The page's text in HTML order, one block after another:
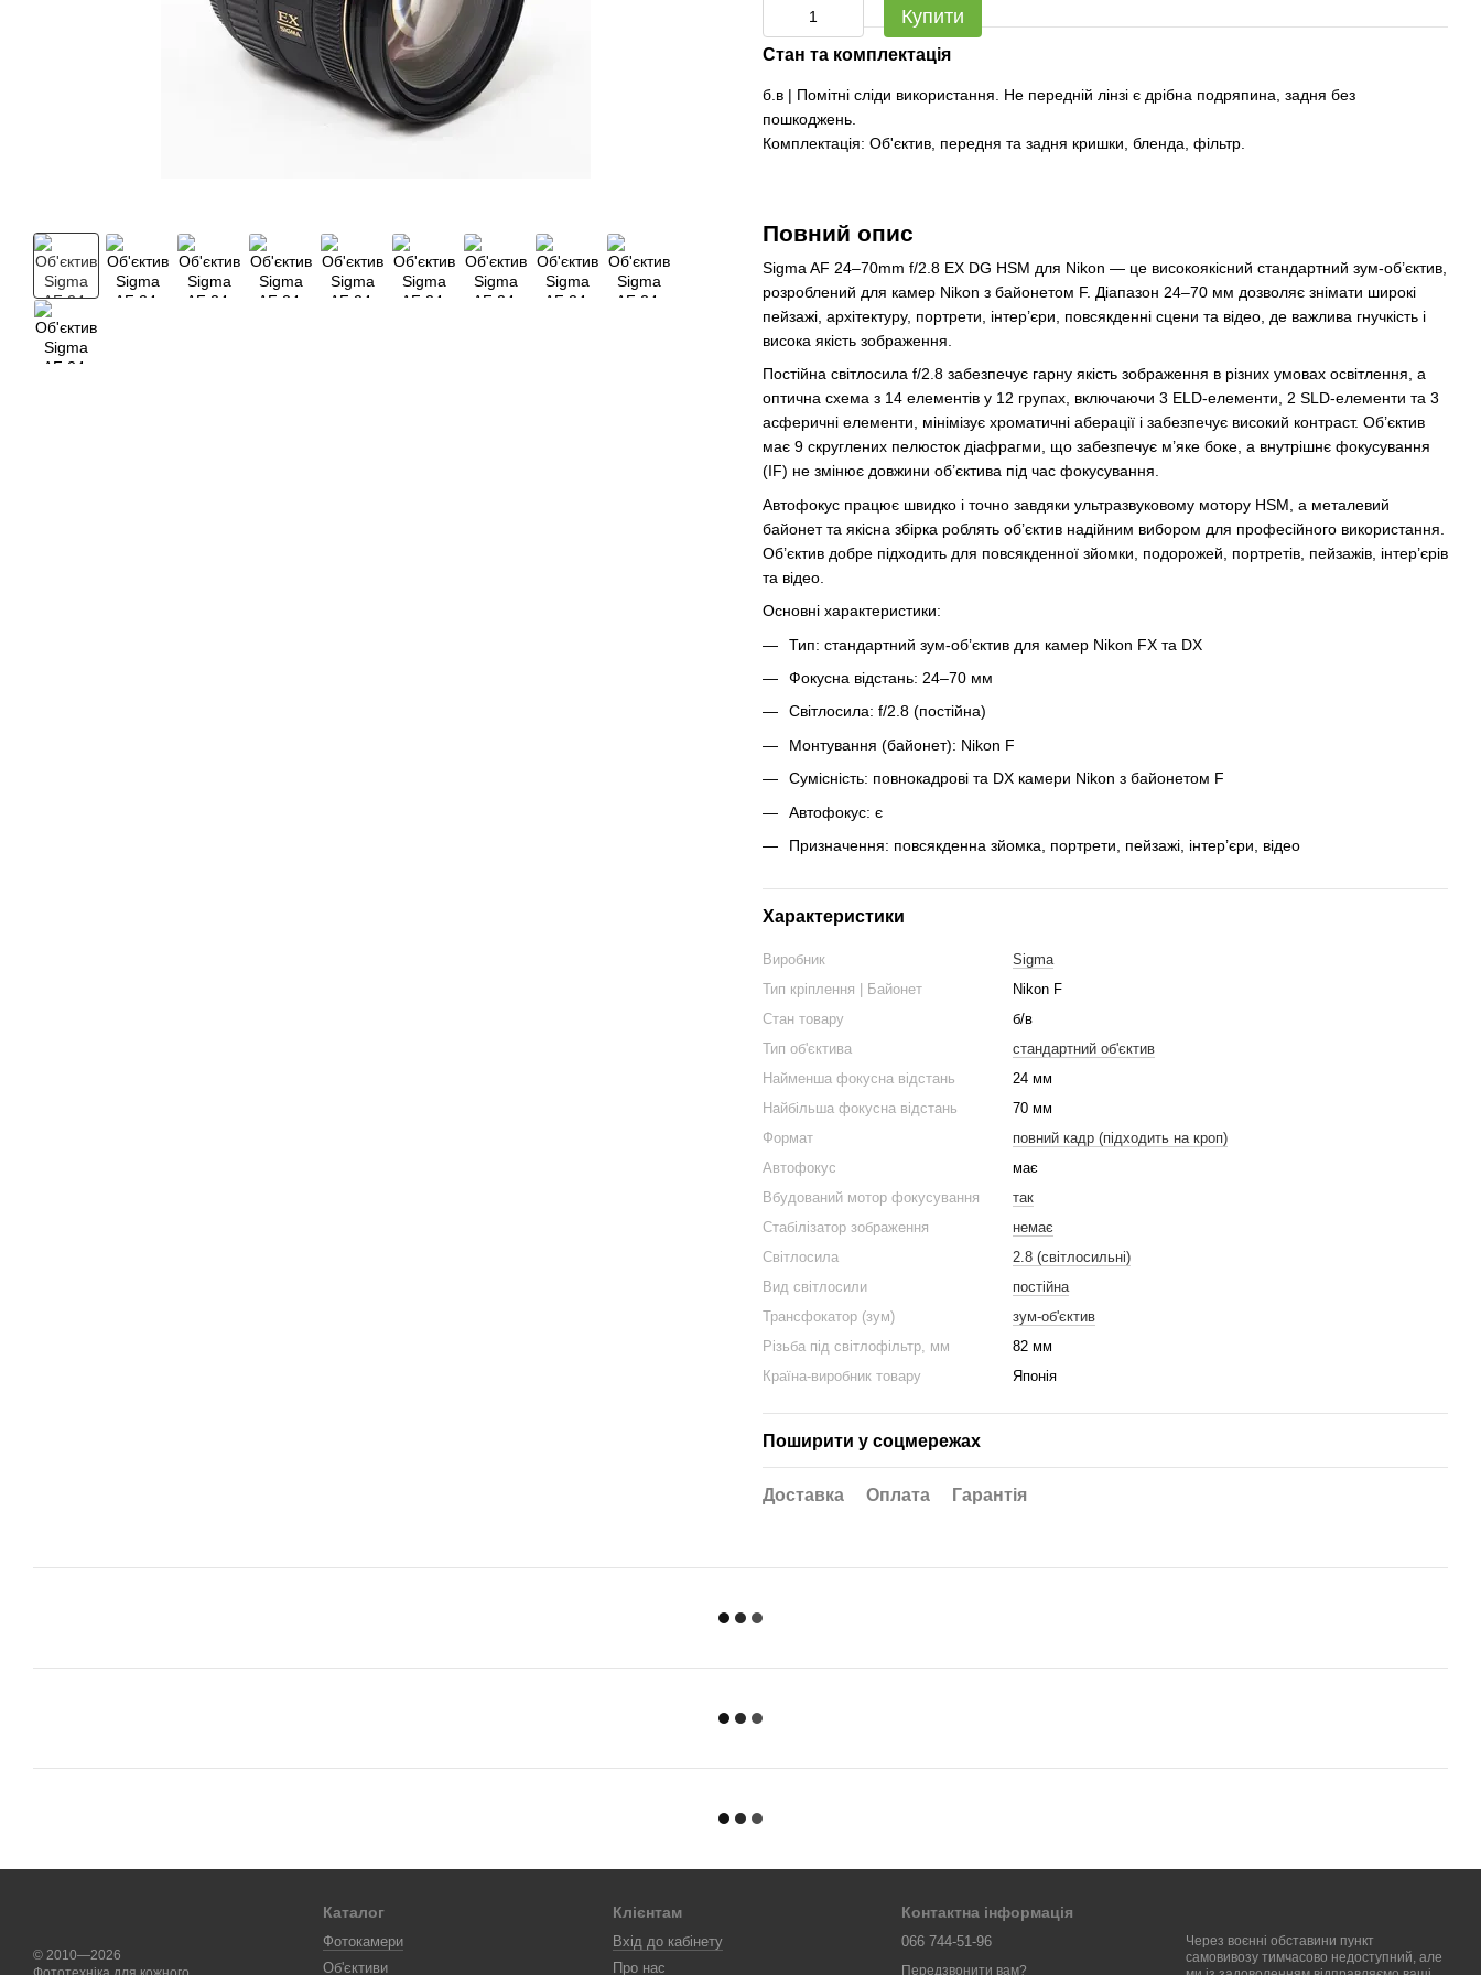
Купити
Стан та комплектація
б.в | Помітні сліди використання. Не передній лінзі є дрібна подряпина, задня без
пошкоджень.
Комплектація: Об'єктив, передня та задня кришки, бленда, фільтр.
Повний опис
Sigma AF 24–70mm f/2.8 EX DG HSM для Nikon — це високоякісний стандартний зум-об’єктив,
розроблений для камер Nikon з байонетом F. Діапазон 24–70 мм дозволяє знімати широкі
пейзажі, архітектуру, портрети, інтер’єри, повсякденні сцени та відео, де важлива гнучкість і
висока якість зображення.
Постійна світлосила f/2.8 забезпечує гарну якість зображення в різних умовах освітлення, а
оптична схема з 14 елементів у 12 групах, включаючи 3 ELD-елементи, 2 SLD-елементи та 3
асферичні елементи, мінімізує хроматичні аберації і забезпечує високий контраст. Об’єктив
має 9 скруглених пелюсток діафрагми, що забезпечує м’яке боке, а внутрішнє фокусування
(IF) не змінює довжини об’єктива під час фокусування.​
Автофокус працює швидко і точно завдяки ультразвуковому мотору HSM, а металевий
байонет та якісна збірка роблять об’єктив надійним вибором для професійного використання.
Об’єктив добре підходить для повсякденної зйомки, подорожей, портретів, пейзажів, інтер’єрів
та відео.
Основні характеристики:
Тип: стандартний зум-об’єктив для камер Nikon FX та DX
Фокусна відстань: 24–70 мм
Світлосила: f/2.8 (постійна)
Монтування (байонет): Nikon F
Сумісність: повнокадрові та DX камери Nikon з байонетом F
Автофокус: є
Призначення: повсякденна зйомка, портрети, пейзажі, інтер’єри, відео
Характеристики
Виробник
Sigma
Тип кріплення | Байонет
Nikon F
Стан товару
б/в
Тип об'єктива
стандартний об'єктив
Найменша фокусна відстань
24 мм
Найбільша фокусна відстань
70 мм
Формат
повний кадр (підходить на кроп)
Автофокус
має
Вбудований мотор фокусування
так
Стабілізатор зображення
немає
Світлосила
2.8 (світлосильні)
Вид світлосили
постійна
Трансфокатор (зум)
зум-об'єктив
Різьба під світлофільтр, мм
82 мм
Країна-виробник товару
Японія
Поширити у соцмережах
Доставка Оплата Гарантія
© 2010—2026
Каталог
Фотокамери
Об'єктиви
Клієнтам
Вхід до кабінету
Про нас
Контактна інформація
066 744-51-96
Передзвонити вам?
Через воєнні обставини пункт
самовивозу тимчасово недоступний, але